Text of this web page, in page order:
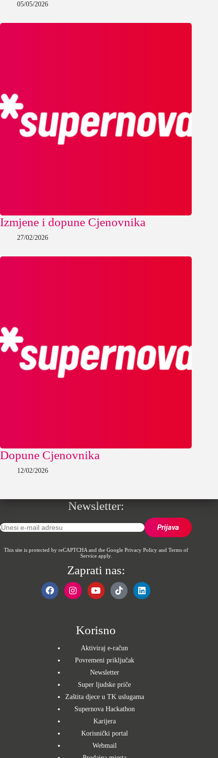
05/05/2026
Izmjene i dopune Cjenovnika
27/02/2026
Dopune Cjenovnika
12/02/2026
Korisno
Aktiviraj e-račun
Povremeni priključak
Newsletter
Super ljudske priče
Zaštita djece u TK uslugama
Supernova Hackathon
Karijera
Korisnički portal
Webmail
Newsletter:
This site is protected by reCAPTCHA and the Google Privacy Policyand Terms of
Serviceapply.
Zaprati nas: